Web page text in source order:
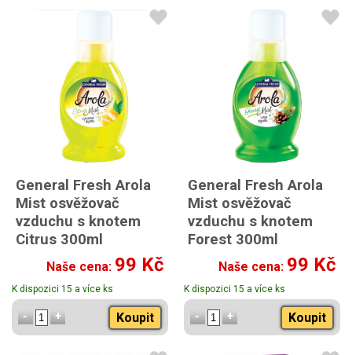
General Fresh Arola
Mist osvěžovač
vzduchu s knotem
Citrus 300ml
Naše cena: 99 Kč
K dispozici 15 a více ks
Koupit
General Fresh Arola
Mist osvěžovač
vzduchu s knotem
Forest 300ml
Naše cena: 99 Kč
K dispozici 15 a více ks
Koupit